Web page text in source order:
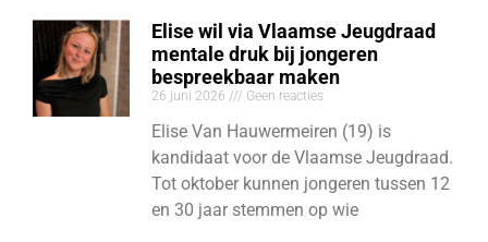
Elise wil via Vlaamse Jeugdraad
mentale druk bij jongeren
bespreekbaar maken
26 juni 2026 Geen reacties
Elise Van Hauwermeiren (19) is
kandidaat voor de Vlaamse Jeugdraad.
Tot oktober kunnen jongeren tussen 12
en 30 jaar stemmen op wie